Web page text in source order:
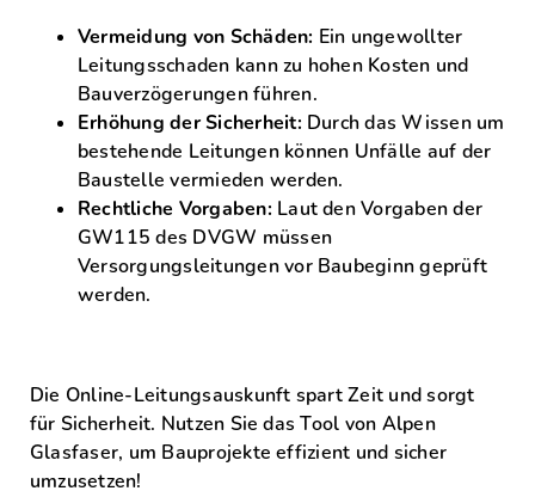
Vermeidung von Schäden: Ein ungewollter
Leitungsschaden kann zu hohen Kosten und
Bauverzögerungen führen.
Erhöhung der Sicherheit: Durch das Wissen um
bestehende Leitungen können Unfälle auf der
Baustelle vermieden werden.
Rechtliche Vorgaben: Laut den Vorgaben der
GW115 des DVGW müssen
Versorgungsleitungen vor Baubeginn geprüft
werden.
Die Online-Leitungsauskunft spart Zeit und sorgt
für Sicherheit. Nutzen Sie das Tool von Alpen
Glasfaser, um Bauprojekte effizient und sicher
umzusetzen!